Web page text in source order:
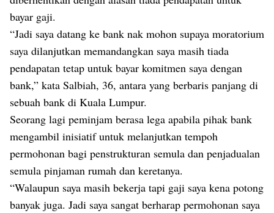
bayar gaji.
“Jadi saya datang ke bank nak mohon supaya moratorium
saya dilanjutkan memandangkan saya masih tiada
pendapatan tetap untuk bayar komitmen saya dengan
bank,” kata Salbiah, 36, antara yang berbaris panjang di
sebuah bank di Kuala Lumpur.
Seorang lagi peminjam berasa lega apabila pihak bank
mengambil inisiatif untuk melanjutkan tempoh
permohonan bagi penstrukturan semula dan penjadualan
semula pinjaman rumah dan keretanya.
“Walaupun saya masih bekerja tapi gaji saya kena potong
banyak juga. Jadi saya sangat berharap permohonan saya